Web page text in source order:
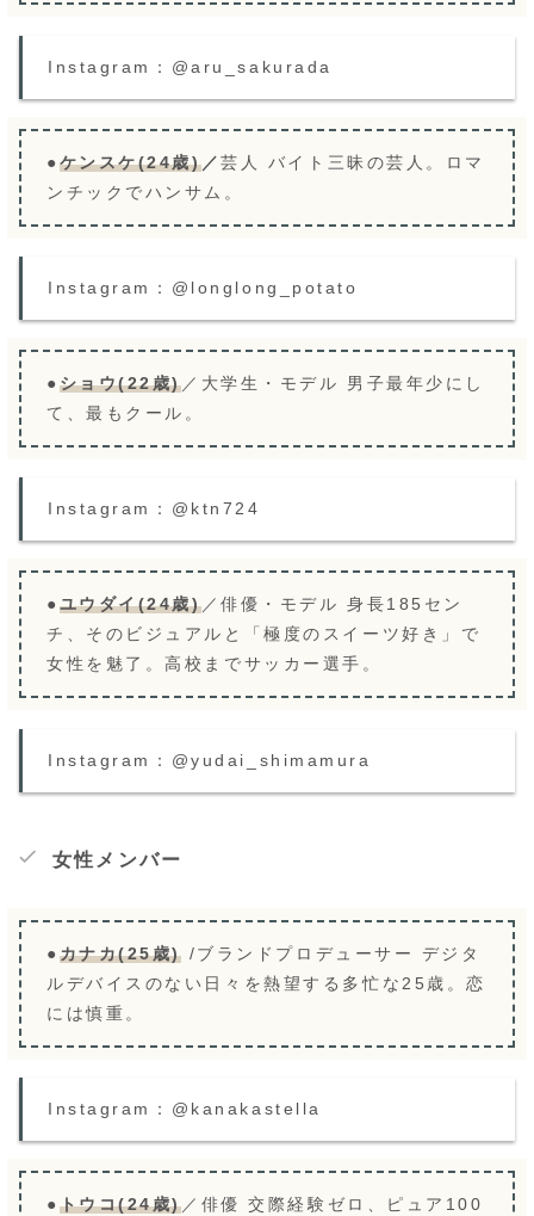
Instagram：@aru_sakurada
●ケンスケ(24歳)／芸人 バイト三昧の芸人。ロマ
ンチックでハンサム。
Instagram：@longlong_potato
●ショウ(22歳)／大学生・モデル 男子最年少にし
て、最もクール。
Instagram：@ktn724
●ユウダイ(24歳)／俳優・モデル 身長185セン
チ、そのビジュアルと「極度のスイーツ好き」で
女性を魅了。高校までサッカー選手。
Instagram：@yudai_shimamura
女性メンバー
●カナカ(25歳) /ブランドプロデューサー デジタ
ルデバイスのない日々を熱望する多忙な25歳。恋
には慎重。
Instagram：@kanakastella
●トウコ(24歳)／俳優 交際経験ゼロ、ピュア100